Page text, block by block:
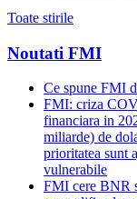
Toate stirile
Noutati FMI
Ce spune FMI
FMI: criza
financiara in
miliarde) de
prioritatea sunt
vulnerabile
FMI cere BNR